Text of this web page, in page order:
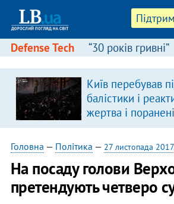
Defense Tech “30 років гривні”
Київ перебував
балістики і
жертва і
Головна — Політика — 27 листопада 2017
На посаду голови
претендують четверо